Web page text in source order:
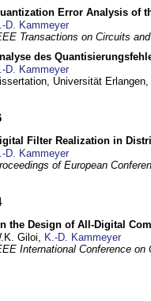
Error Analysis of
D. Kammeyer
Transactions on Circuits
des
D. Kammeyer
Universität Erlangen,
Filter Realization in
D. Kammeyer
of European
the Design of All-Digital
Giloi, K.-D. Kammeyer
International Conference on